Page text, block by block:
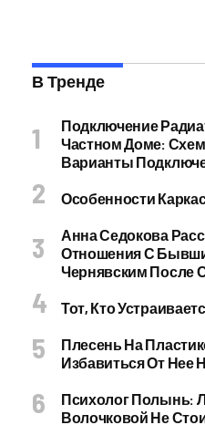
В Тренде
Подключение
Частном Доме:
Варианты
Особенности
Анна Седокова
Отношения С
Чернявским После
Тот, Кто
Плесень На
Избавиться От Нее
Психолог Полынь:
Волочковой Не